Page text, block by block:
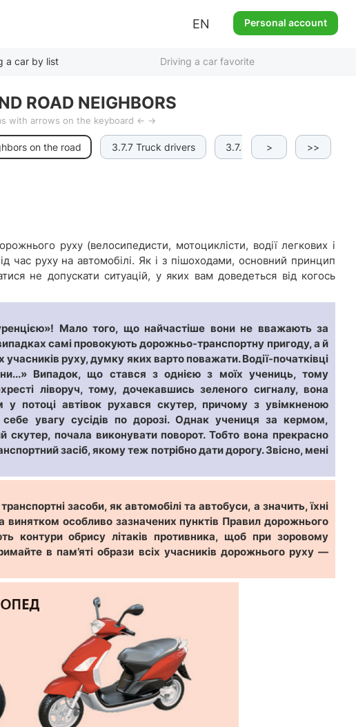
EN Personal account
a car by list Driving a car favorite
ROAD NEIGHBORS
with arrows on the keyboard ← →
on the road 3.7.7 Truck drivers 3.7.8 Army trucks >>
>
руху (велосипедисти, мотоциклісти, водії легкових і
час руху на автомобілі. Як і з пішоходами, основний принцип
не допускати ситуацій, у яких вам доведеться від когось
Мало того, що найчастіше вони не вважають за
самі провокують дорожньо-транспортну пригоду, а й
руху, думку яких варто поважати. Водії-початківці
Випадок, що стався з однією з моїх учениць, тому
ліворуч, тому, дочекавшись зеленого сигналу, вона
у потоці автівок рухався скутер, причому з увімкненою
увагу сусідів по дорозі. Однак учениця за кермом,
скутер, почала виконувати поворот. Тобто вона прекрасно
засіб, якому теж потрібно дати дорогу. Звісно, мені
засоби, як автомобілі та автобуси, а значить, їхні
винятком особливо зазначених пунктів Правил дорожнього
контури обрису літаків противника, щоб при зоровому
в пам’яті образи всіх учасників дорожнього руху —